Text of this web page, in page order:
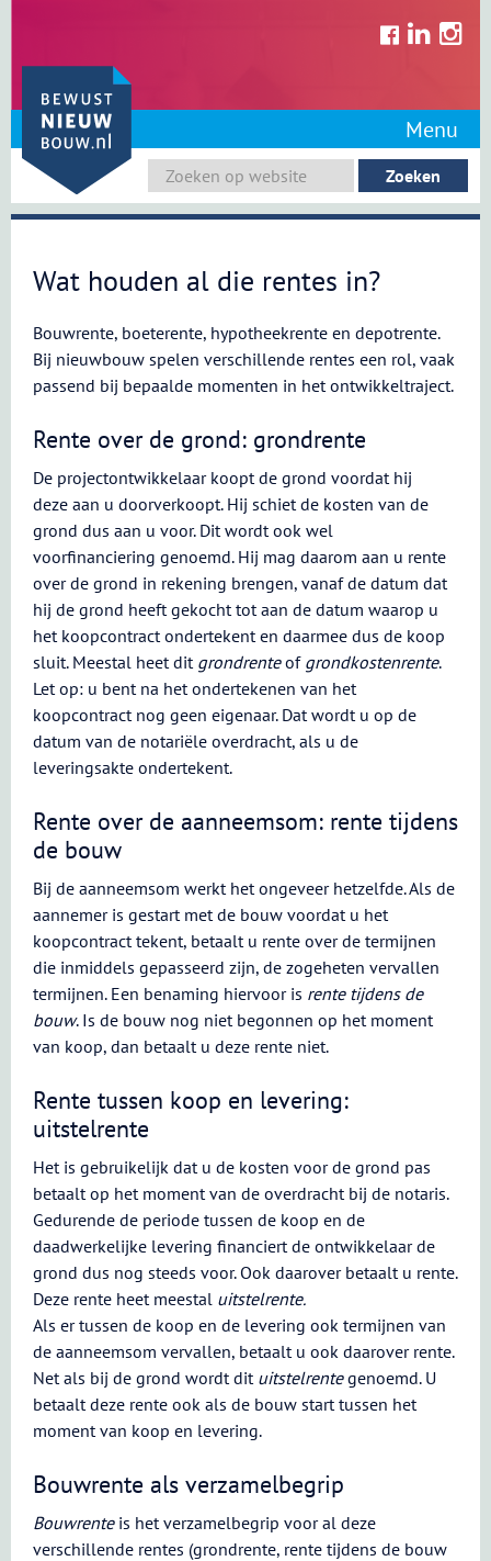
content
Menu
Wat houden al die rentes in?
Bouwrente, boeterente, hypotheekrente en depotrente.
Bij nieuwbouw spelen verschillende rentes een rol, vaak
passend bij bepaalde momenten in het ontwikkeltraject.
Rente over de grond: grondrente
De projectontwikkelaar koopt de grond voordat hij
deze aan u doorverkoopt. Hij schiet de kosten van de
grond dus aan u voor. Dit wordt ook wel
voorfinanciering genoemd. Hij mag daarom aan u rente
over de grond in rekening brengen, vanaf de datum dat
hij de grond heeft gekocht tot aan de datum waarop u
het koopcontract ondertekent en daarmee dus de koop
sluit. Meestal heet dit grondrenteof grondkostenrente.
Let op: u bent na het ondertekenen van het
koopcontract nog geen eigenaar. Dat wordt u op de
datum van de notariële overdracht, als u de
leveringsakte ondertekent.
Rente over de aanneemsom: rente tijdens
de bouw
Bij de aanneemsom werkt het ongeveer hetzelfde. Als de
aannemer is gestart met de bouw voordat u het
koopcontract tekent, betaalt u rente over de termijnen
die inmiddels gepasseerd zijn, de zogeheten vervallen
termijnen. Een benaming hiervoor is rente tijdens de
bouw. Is de bouw nog niet begonnen op het moment
van koop, dan betaalt u deze rente niet.
Rente tussen koop en levering:
uitstelrente
Het is gebruikelijk dat u de kosten voor de grond pas
betaalt op het moment van de overdracht bij de notaris.
Gedurende de periode tussen de koop en de
daadwerkelijke levering financiert de ontwikkelaar de
grond dus nog steeds voor. Ook daarover betaalt u rente.
Deze rente heet meestal uitstelrente.
Als er tussen de koop en de levering ook termijnen van
de aanneemsom vervallen, betaalt u ook daarover rente.
Net als bij de grond wordt dit uitstelrentegenoemd. U
betaalt deze rente ook als de bouw start tussen het
moment van koop en levering.
Bouwrente als verzamelbegrip
Bouwrenteis het verzamelbegrip voor al deze
verschillende rentes (grondrente, rente tijdens de bouw